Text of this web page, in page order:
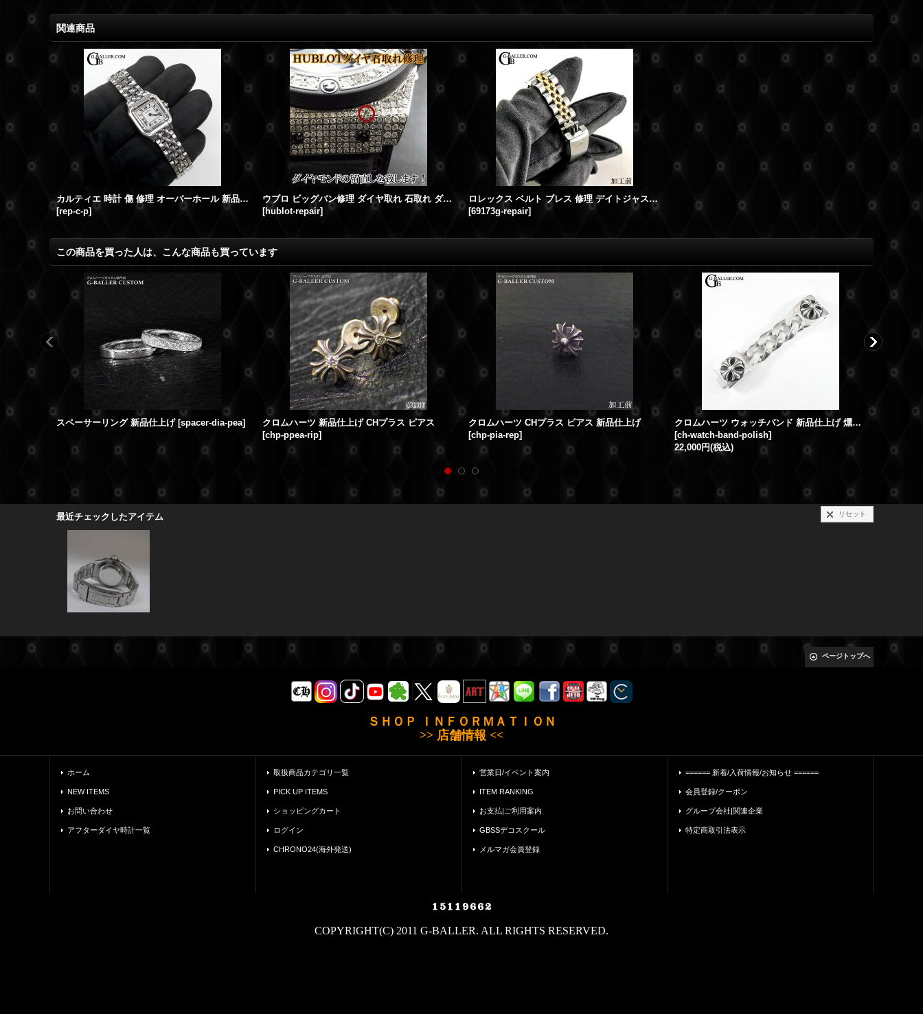
関連商品
カルティエ 時計 傷 修理 オーバーホール 新品仕上げ
[rep-c-p]
ウブロ ビッグバン修理 ダイヤ取れ 石取れ ダイヤベゼル 修理
[hublot-repair]
ロレックス ベルト ブレス 修理 デイトジャスト 69173G 10Pダイヤ
[69173g-repair]
この商品を買った人は、こんな商品も買っています
スペーサーリング 新品仕上げ [spacer-dia-pea]
クロムハーツ 新品仕上げ CHプラス ピアス
[chp-ppea-rip]
クロムハーツ CHプラス ピアス 新品仕上げ
[chp-pia-rep]
クロムハーツ ウォッチバンド 新品仕上げ 燻し加工
[ch-watch-band-polish]
22,000円(税込)
最近チェックしたアイテム リセット
ページトップへ
ＳＨＯＰ ＩＮＦＯＲＭＡＴＩＯＮ
>> 店舗情報 <<
ホーム
NEW ITEMS
お問い合わせ
アフターダイヤ時計一覧
取扱商品カテゴリ一覧
PICK UP ITEMS
ショッピングカート
ログイン
CHRONO24(海外発送)
営業日/イベント案内
ITEM RANKING
お支払|ご利用案内
GBSSデコスクール
メルマガ会員登録
====== 新着/入荷情報/お知らせ ======
会員登録/クーポン
グループ会社|関連企業
特定商取引法表示
COPYRIGHT(C) 2011 G-BALLER. ALL RIGHTS RESERVED.